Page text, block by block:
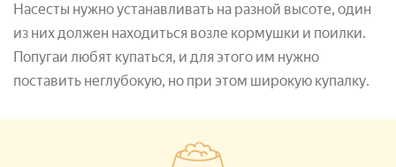
Насесты нужно устанавливать на разной высоте, один
из них должен находиться возле кормушки и поилки.
Попугаи любят купаться, и для этого им нужно
поставить неглубокую, но при этом широкую купалку.